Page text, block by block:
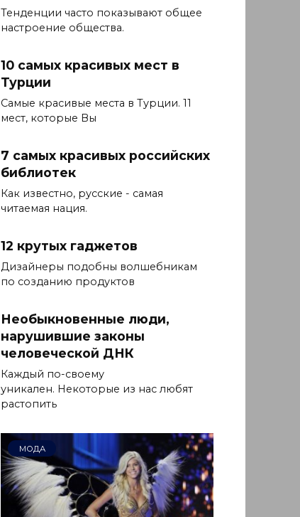
Тенденции часто показывают общее
настроение общества.
10 самых красивых мест в
Турции
Самые красивые места в Турции. 11
мест, которые Вы
7 самых красивых российских
библиотек
Как известно, русские - самая
читаемая нация.
12 крутых гаджетов
Дизайнеры подобны волшебникам
по созданию продуктов
Необыкновенные люди,
нарушившие законы
человеческой ДНК
Каждый по-своему
уникален. Некоторые из нас любят
растопить
МОДА